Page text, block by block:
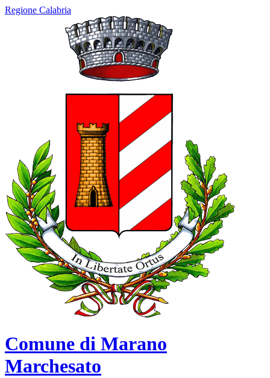
Regione Calabria
Comune di Marano
Marchesato